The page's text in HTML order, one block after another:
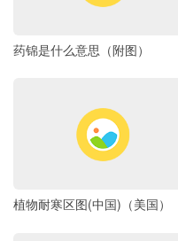
药锦是什么意思（附图）
植物耐寒区图(中国)（美国）